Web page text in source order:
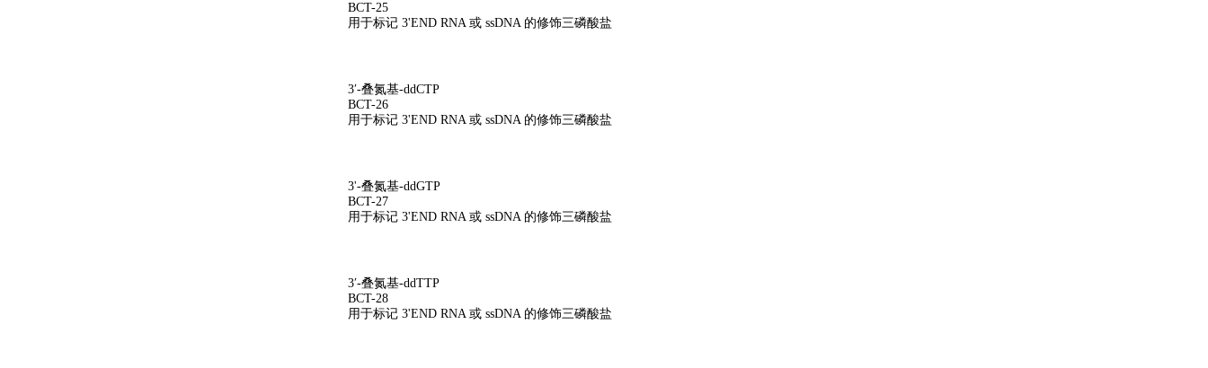
BCT-25
用于标记 3'END RNA 或 ssDNA 的修饰三磷酸盐
3′-叠氮基-ddCTP
BCT-26
用于标记 3'END RNA 或 ssDNA 的修饰三磷酸盐
3'-叠氮基-ddGTP
BCT-27
用于标记 3'END RNA 或 ssDNA 的修饰三磷酸盐
3′-叠氮基-ddTTP
BCT-28
用于标记 3'END RNA 或 ssDNA 的修饰三磷酸盐